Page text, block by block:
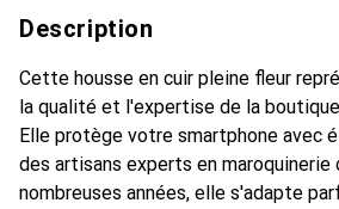
Description
Cette housse en cuir pleine fleur
la qualité et l'expertise de la
Elle protège votre smartphone avec
des artisans experts en maroquinerie
nombreuses années, elle s'adapte